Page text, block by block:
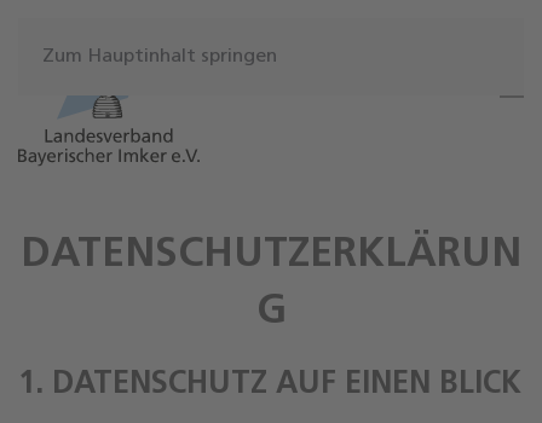
Zum Hauptinhalt springen
DATENSCHUTZERKLÄRUN
G
1. DATENSCHUTZ AUF EINEN BLICK